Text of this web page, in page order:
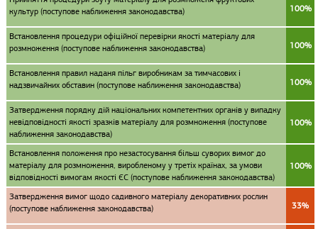
культур (поступове наближення законодавства)
100%
Встановлення процедури офіційної перевірки якості матеріалу для
розмноження (поступове наближення законодавства)
100%
Встановлення правил наданя пільг виробникам за тимчасових і
надзвичайних обставин (поступове наближення законодавства)
100%
Затвердження порядку дій національних компетентних органів у випадку
невідповідності якості зразків матеріалу для розмноження (поступове
наближення законодавства)
100%
Встановлення положення про незастосування більш суворих вимог до
матеріалу для розмноження, виробленому у третіх країнах, за умови
відповідності вимогам якості ЄС (поступове наближення законодавства)
100%
Затвердження вимог щодо садивного матеріалу декоративних рослин
(поступове наближення законодавства)
33%